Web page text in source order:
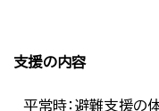
支援の内容
平常時：避難支援の